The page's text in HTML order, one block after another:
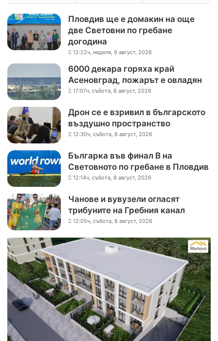
Пловдив ще е домакин на още
две Световни по гребане
догодина
12:22ч, неделя, 9 август, 2026
6000 декара горяха край
Асеновград, пожарът е овладян
17:07ч, събота, 8 август, 2026
Дрон се е взривил в българското
въздушно пространство
12:30ч, събота, 8 август, 2026
Българка във финал B на
Световното по гребане в Пловдив
12:14ч, събота, 8 август, 2026
Чанове и вувузели огласят
трибуните на Гребния канал
12:05ч, събота, 8 август, 2026